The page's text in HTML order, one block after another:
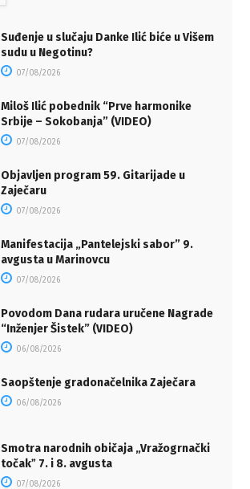
Suđenje u slučaju Danke Ilić biće u Višem
sudu u Negotinu?
07/08/2026
Miloš Ilić pobednik “Prve harmonike
Srbije – Sokobanja” (VIDEO)
07/08/2026
Objavljen program 59. Gitarijade u
Zaječaru
07/08/2026
Manifestacija „Pantelejski sabor” 9.
avgusta u Marinovcu
07/08/2026
Povodom Dana rudara uručene Nagrade
“Inženjer Šistek” (VIDEO)
06/08/2026
Saopštenje gradonačelnika Zaječara
06/08/2026
Smotra narodnih običaja „Vražogrnački
točakˮ 7. i 8. avgusta
07/08/2026